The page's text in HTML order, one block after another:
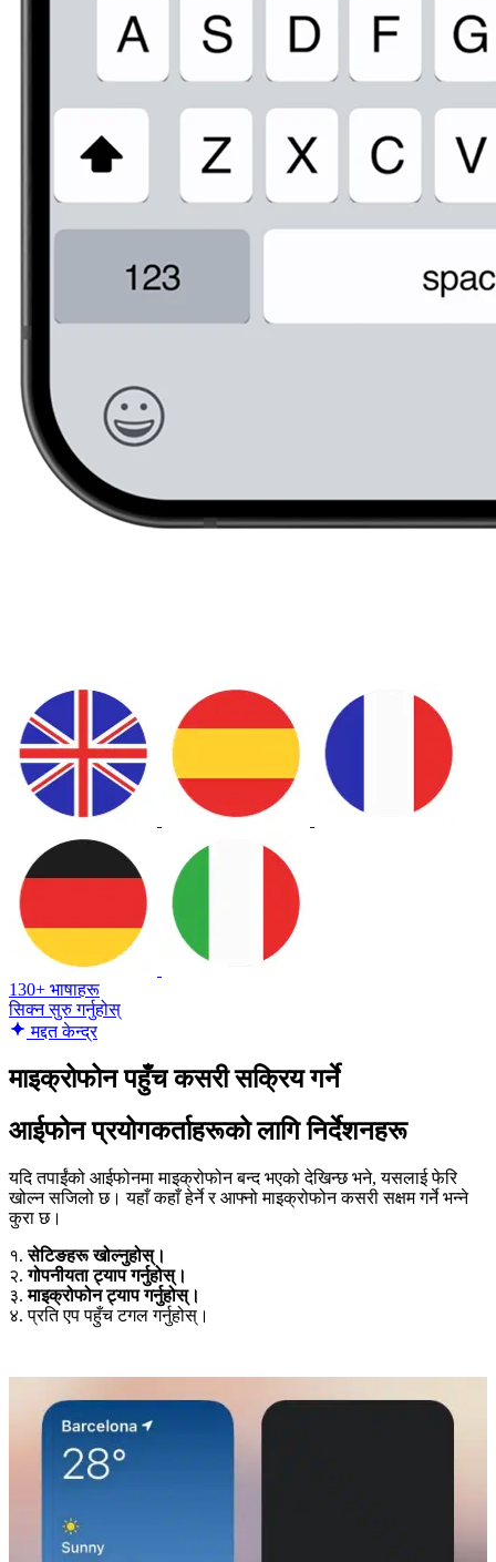
130+ भाषाहरू
सिक्न सुरु गर्नुहोस्
मद्दत केन्द्र
माइक्रोफोन पहुँच कसरी सक्रिय गर्ने
आईफोन प्रयोगकर्ताहरूको लागि निर्देशनहरू
यदि तपाईंको आईफोनमा माइक्रोफोन बन्द भएको देखिन्छ भने, यसलाई फेरि
खोल्न सजिलो छ। यहाँ कहाँ हेर्ने र आफ्नो माइक्रोफोन कसरी सक्षम गर्ने भन्ने
कुरा छ।
१.सेटिङहरू खोल्नुहोस्।
२.गोपनीयता ट्याप गर्नुहोस्।
३.माइक्रोफोन ट्याप गर्नुहोस्।
४. प्रति एप पहुँच टगल गर्नुहोस्।